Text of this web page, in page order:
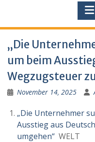
„Die
um beim
Wegzugsteuer
November 14, 2025
„Die Unternehmer
Ausstieg aus
umgehen“ WELT